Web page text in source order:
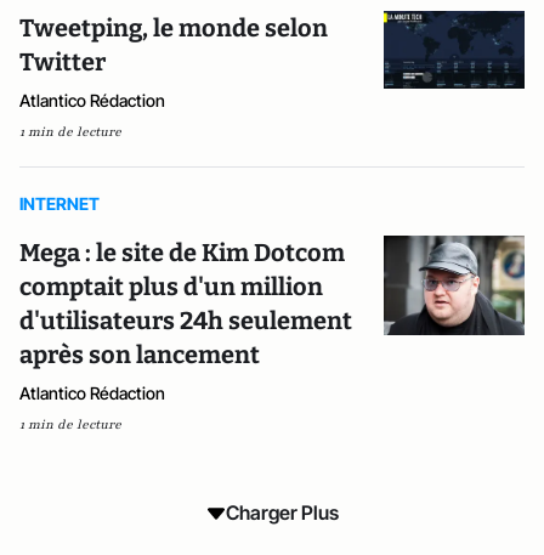
Tweetping, le monde selon
Twitter
Atlantico Rédaction
1 min de lecture
INTERNET
Mega : le site de Kim Dotcom
comptait plus d'un million
d'utilisateurs 24h seulement
après son lancement
Atlantico Rédaction
1 min de lecture
Charger Plus